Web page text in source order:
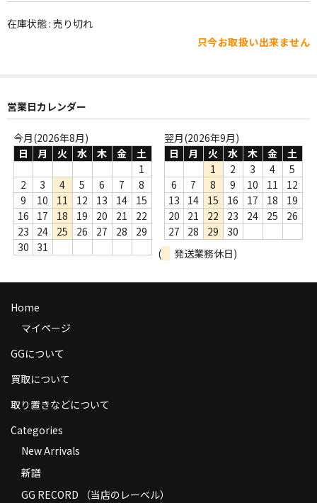
レア盤（1万円以上）
Webのみ no.1
Webのみ no.2
Webのみ no.3
Webのみ no.4
売り切れ
Help
送料
返品
コンディション
特定商取引法に基づく表示
在庫状態 : 売り切れ
只今お取扱い出来ません
営業日カレンダー
今月(2026年8月)
日
月 火 水 木 金
土
1
2
3 4 5 6 7
8
9
10 11 12 13 14
15
16
17 18 19 20 21
22
23
24 25 26 27 28
29
30
31
翌月(2026年9月)
日
月 火 水 木 金
土
1
2 3 4
5
6
7 8 9 10 11
12
13
14 15 16 17 18
19
20
21 22 23 24 25
26
27
28 29
30
(
発送業務休日)
Home
マイページ
GGについて
買取について
取り置きなどについて
Categories
New Arrivals
新譜
GG RECORD （当店のレーベル）